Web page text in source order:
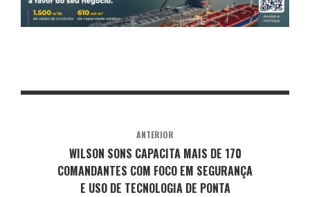
ANTERIOR
WILSON SONS CAPACITA MAIS DE 170
COMANDANTES COM FOCO EM SEGURANÇA
E USO DE TECNOLOGIA DE PONTA